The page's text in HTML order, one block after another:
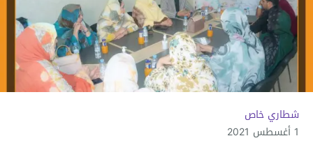
شطاري خاص
1 أغسطس 2021